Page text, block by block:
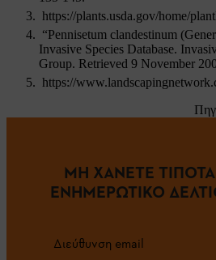
https://plants.usda.gov/home/
“Pennisetum clandestinum
Invasive Species Database.
Group. Retrieved 9 November
https://
ΜΗ ΧΑΝΕΤΕ
ΕΝΗΜΕΡΩΤΙΚΟ
Διεύθυνση email